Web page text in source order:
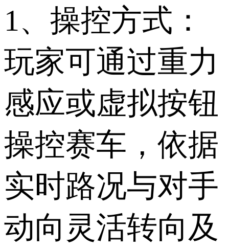
1、操控方式：
玩家可通过重力
感应或虚拟按钮
操控赛车，依据
实时路况与对手
动向灵活转向及